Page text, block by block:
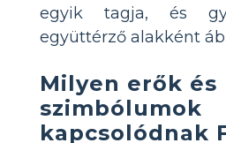
egyik tagja, és
együttérző alakként
Milyen erők és
szimbólumok
kapcsolódnak